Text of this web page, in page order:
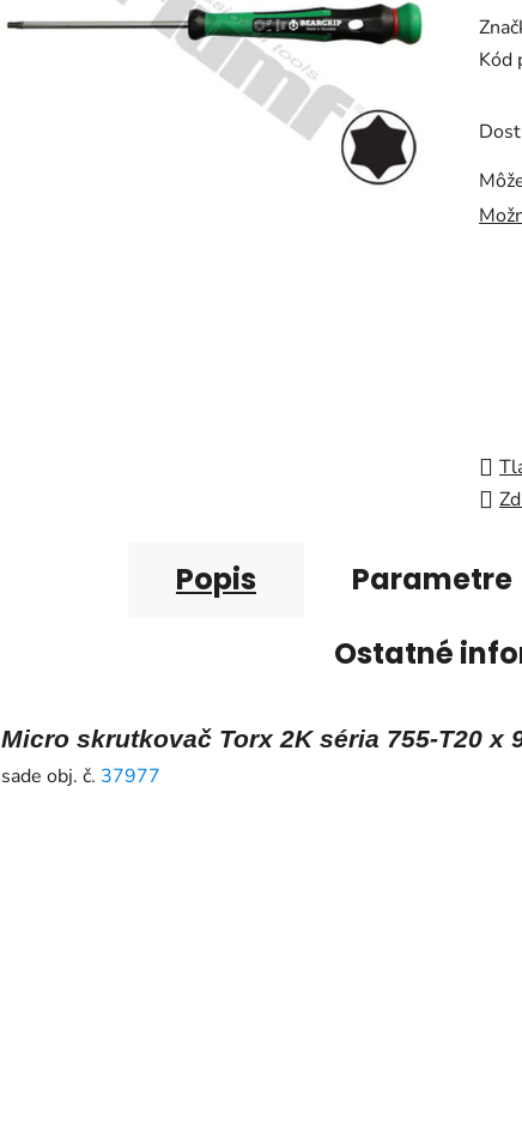
z
5
Kód
Popis Parametre
Ostatné
Micro skrutkovač Torx 2K séria 755-T20 x
sade obj. č. 37977